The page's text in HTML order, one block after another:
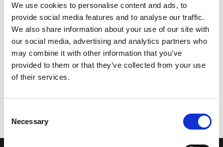
We use cookies to personalise content and ads, to
provide social media features and to analyse our traffic.
We also share information about your use of our site with
our social media, advertising and analytics partners who
may combine it with other information that you’ve
provided to them or that they’ve collected from your use
of their services.
Selection
Necessary